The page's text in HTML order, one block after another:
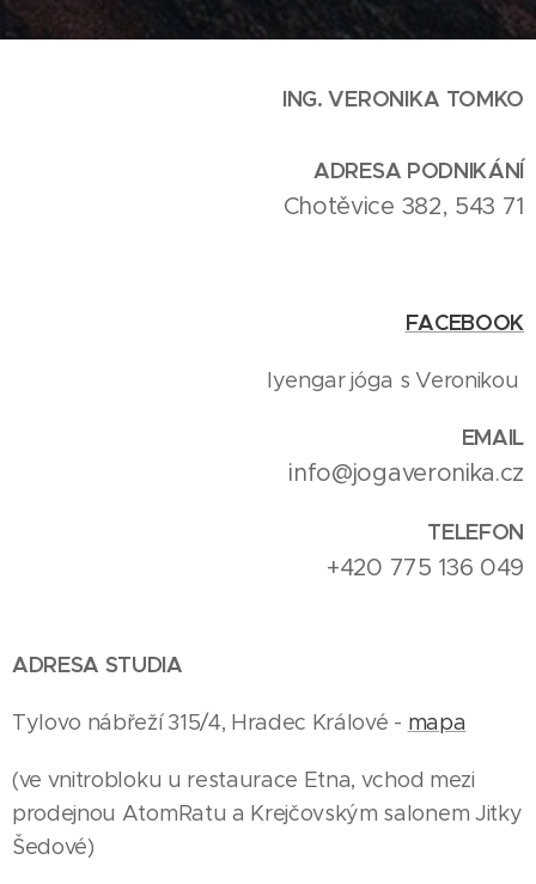
ING. VERONIKA TOMKO
ADRESA PODNIKÁNÍ
Chotěvice 382, 543 71
FACEBOOK
Iyengar jóga s Veronikou
EMAIL
info@jogaveronika.cz
TELEFON
+420 775 136 049
ADRESA STUDIA
Tylovo nábřeží 315/4, Hradec Králové - mapa
(ve vnitrobloku u restaurace Etna, vchod mezi
prodejnou AtomRatu a Krejčovským salonem Jitky
Šedové)